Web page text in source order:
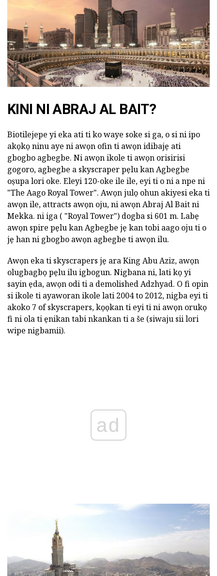
KINI NI ABRAJ AL BAIT?
Biotilejepe yi eka ati ti ko waye soke si ga, o si ni ipo
akọkọ ninu aye ni awọn ofin ti awọn idibajẹ ati
gbogbo agbegbe. Ni awọn ikole ti awọn orisirisi
gogoro, agbegbe a skyscraper pẹlu kan Agbegbe
oṣupa lori oke. Eleyi 120-oke ile ile, eyi ti o ni a npe ni
"The Aago Royal Tower". Awọn julọ ohun akiyesi eka ti
awọn ile, attracts awọn oju, ni awọn Abraj Al Bait ni
Mekka. ni iga ( "Royal Tower") dogba si 601 m. Labẹ
awọn spire pẹlu kan Agbegbe jẹ kan tobi aago oju ti o
jẹ han ni gbogbo awọn agbegbe ti awọn ilu.
Awọn eka ti skyscrapers jẹ ara King Abu Aziz, awọn
olugbagbọ pẹlu ilu igbogun. Nigbana ni, lati kọ yi
sayin ẹda, awọn odi ti a demolished Adzhyad. O fi opin
si ikole ti ayaworan ikole lati 2004 to 2012, nigba eyi ti
akoko 7 of skyscrapers, kọọkan ti eyi ti ni awọn orukọ
fi ni ola ti ẹnikan tabi nkankan ti a še (siwaju sii lori
wipe nigbamii).
ad